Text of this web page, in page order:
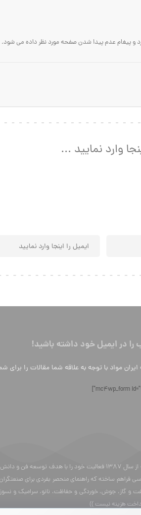
و پیغام عدم پیدا شدن صفحه مورد نظر داده می شود.
را در ایمیل خود داشته باشید!
ایران مواد با توجه به علاقه شما مقالات را برای
ایران مواد یک وبسایت محتوایی در حوزه مواد مهندسی است که از
فراهم ساخته که راهنمای منحصر بفردی برای
و گاز، جوش، خوردگی و حفاظت، نانو، سرامیک و
هزینه نیست ))